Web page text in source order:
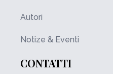
Autori
Notize & Eventi
CONTATTI